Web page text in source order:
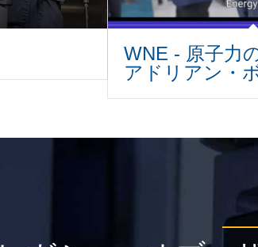
WNE - 原子力
アドリアン・